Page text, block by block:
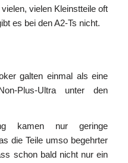
vielen Kleinstteile oft
es bei den A2-Ts nicht.
galten einmal als eine
Plus-Ultra unter den
kamen nur geringe
die Teile umso begehrter
schon bald nicht nur ein